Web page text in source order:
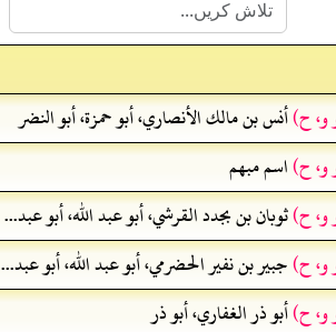
و، ح)أنس بن مالك الأنصاري، أبو حمزة، أبو النضر
و، ح)اسم مبهم
و، ح)ثوبان بن بجدد القرشي، أبو عبد الله، أبو عبد...
و، ح)جبير بن نفير الحضرمي، أبو عبد الله، أبو عبد...
و، ح)أبو ذر الغفاري، أبو ذر